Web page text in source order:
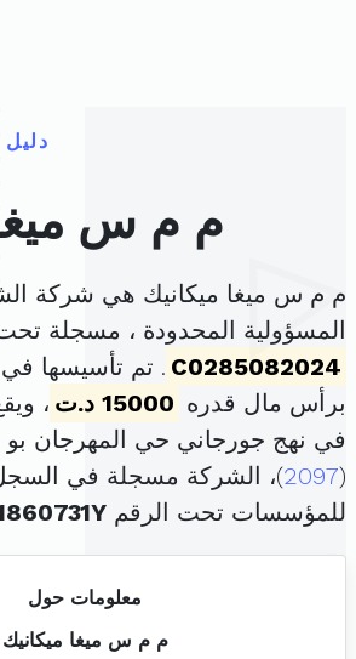
م م س
م م س ميغا ميكانيك هي شركة
المسؤولية المحدودة ، مسجلة تحت
C0285082024
برأس مال قدره 15000 د.ت
،
في نهج جورجاني حي المهرجان بو
(
2097)، الشركة مسجلة في
للمؤسسات تحت الرقم
معلومات حول
م م س ميغا ميكانيك